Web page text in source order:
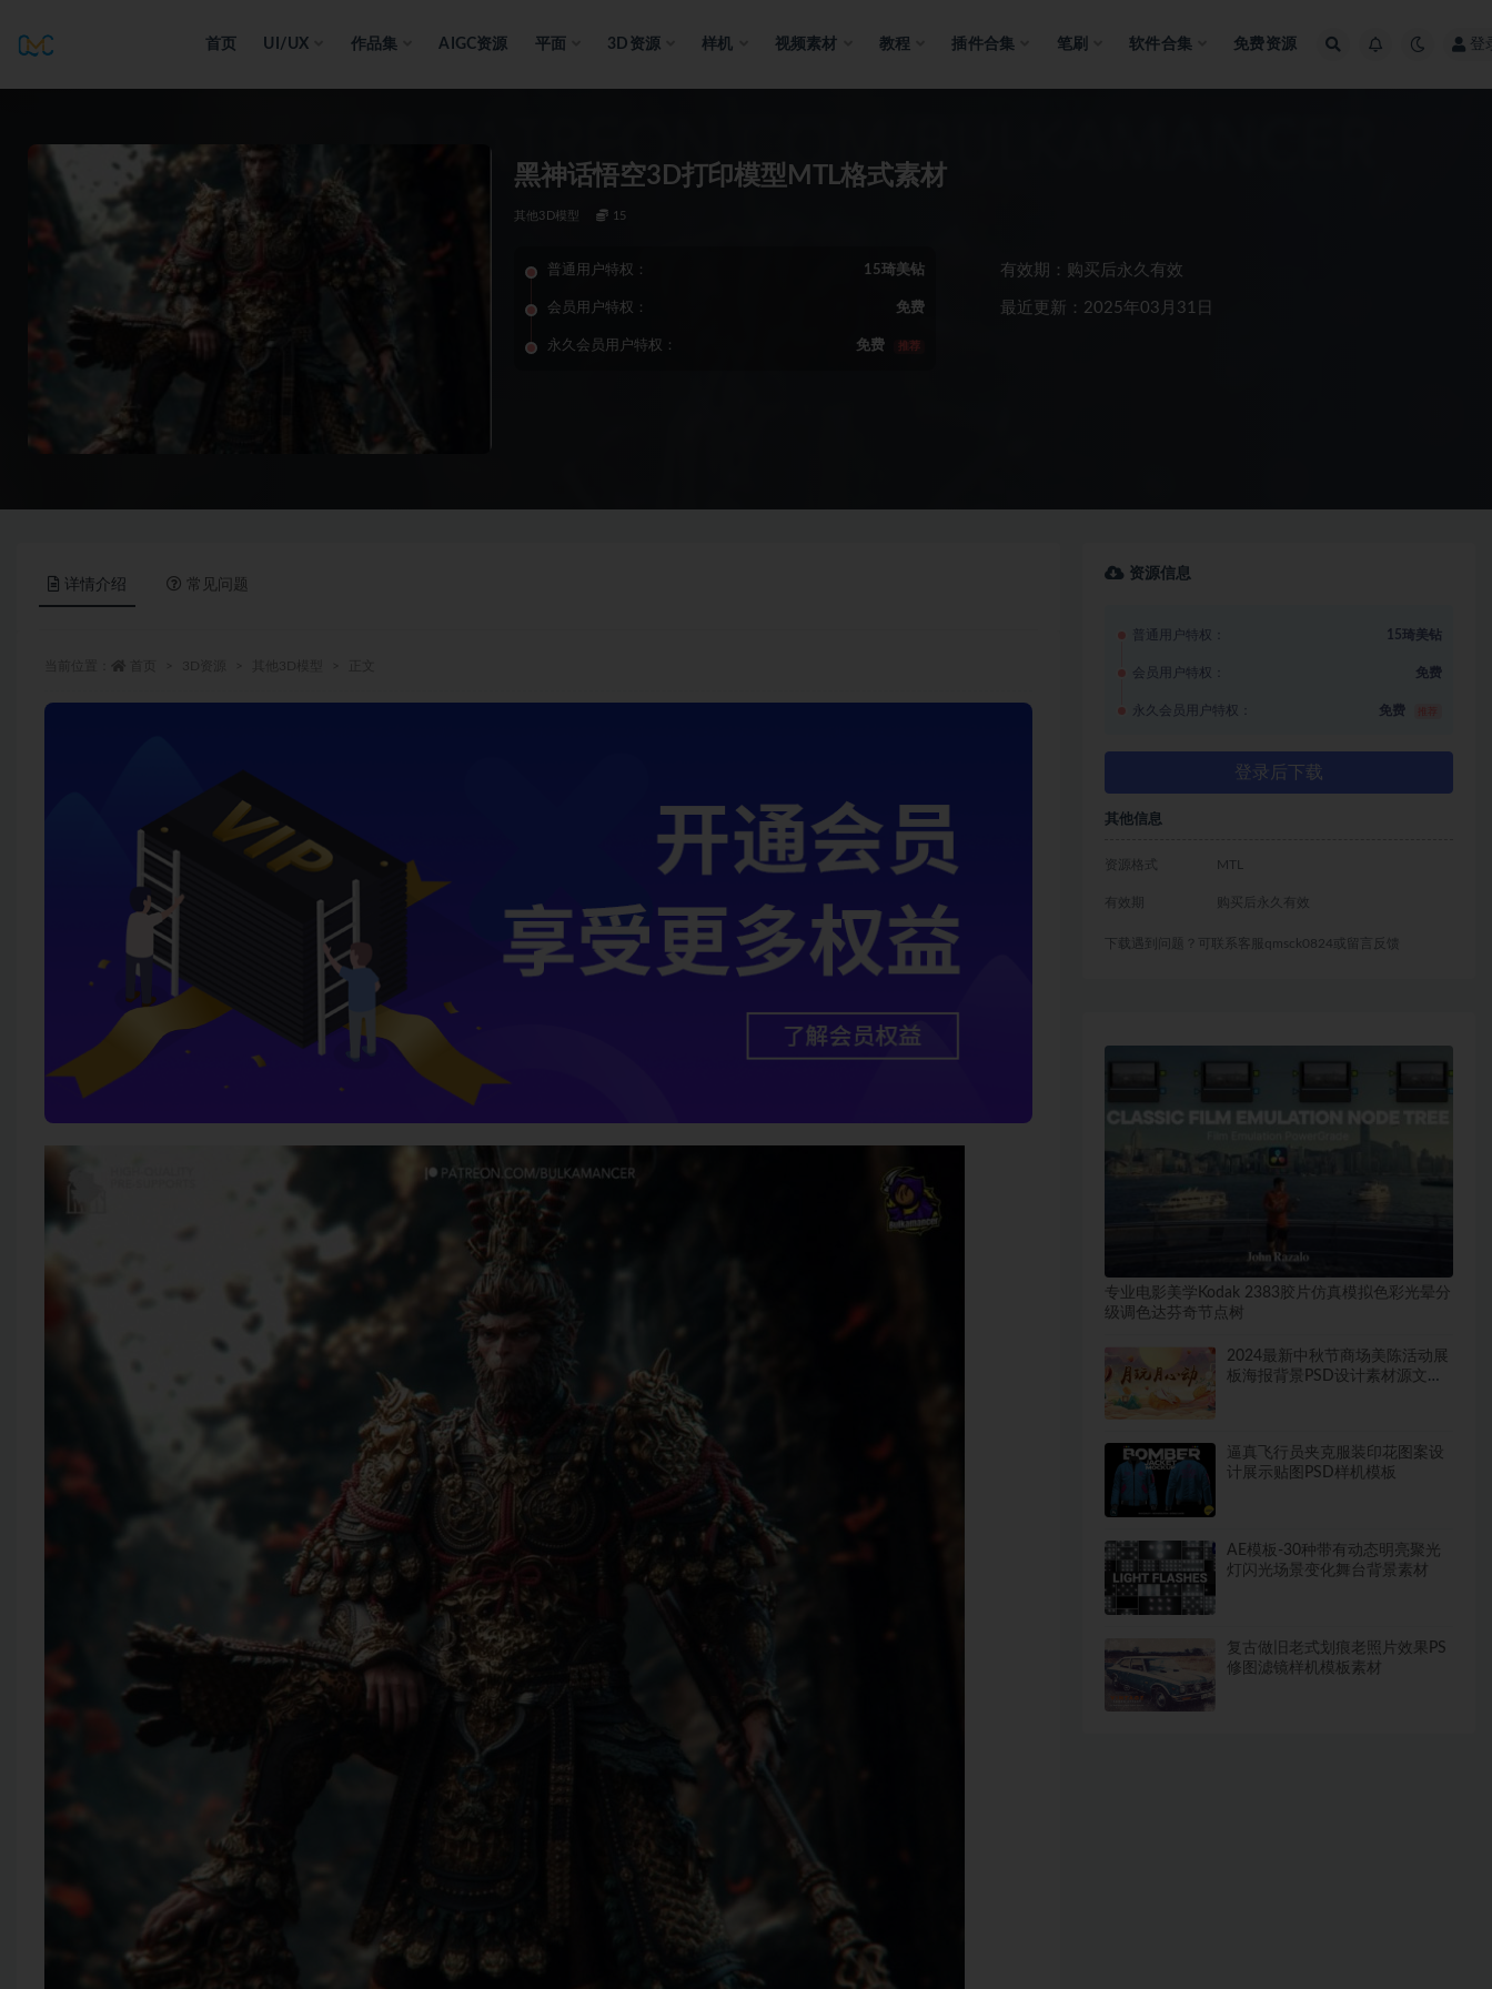
首页 UI/UX 作品集 AIGC资源 平面 3D资源 样机 视频素材 教程 插件合集 笔刷 软件合集 免费资源 登
黑神话悟空3D打印模型MTL格式素材
其他3D模型 15
普通用户特权： 15琦美钻
会员用户特权： 免费
永久会员用户特权： 免费 推荐
有效期：购买后永久有效
最近更新：2025年03月31日
详情介绍 常见问题
资源信息
普通用户特权： 15琦美钻
会员用户特权： 免费
永久会员用户特权： 免费
登录后下载
其他信息
资源格式 MTL
有效期 购买后永久有效
下载遇到问题？可联系客服qmsck0824或留言反馈
专业电影美学Kodak 2383胶片仿真模拟色彩光晕分
级调色达芬奇节点树
2024最新中秋节商场美陈活动展
板海报背景PSD设计素材源文件
逼真飞行员夹克服装印花图案设
计展示贴图PSD样机模板
AE模板-30种带有动态明亮聚光
灯闪光场景变化舞台背景素材
复古做旧老式划痕老照片效果PS
修图滤镜样机模板素材